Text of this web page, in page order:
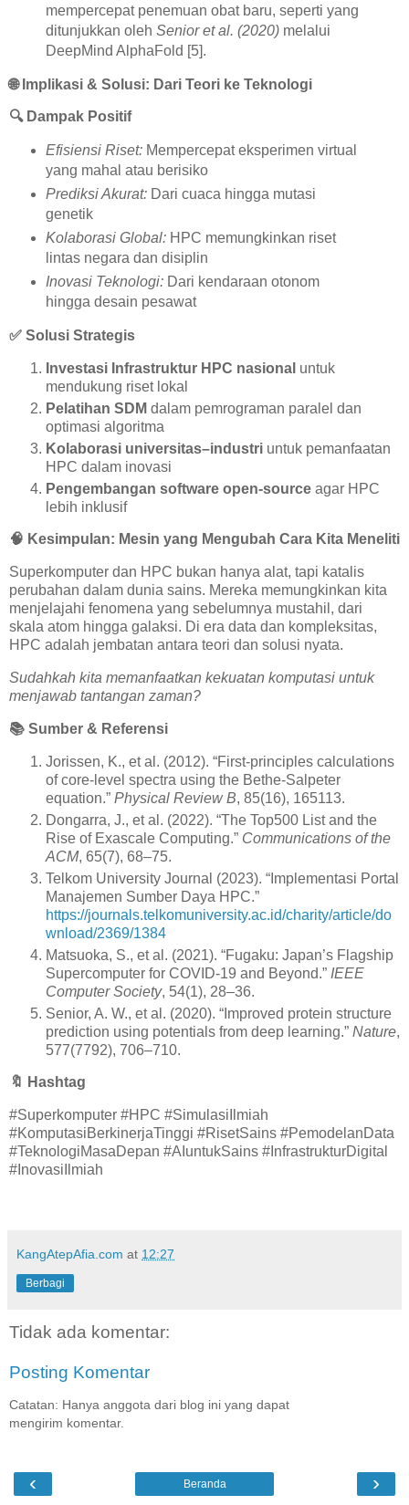
mempercepat penemuan obat baru, seperti yang
ditunjukkan oleh Senior et al. (2020)melalui
DeepMind AlphaFold [5].
🌐Implikasi & Solusi: Dari Teori ke Teknologi
🔍Dampak Positif
Efisiensi Riset:Mempercepat eksperimen virtual
yang mahal atau berisiko
Prediksi Akurat:Dari cuaca hingga mutasi
genetik
Kolaborasi Global:HPC memungkinkan riset
lintas negara dan disiplin
Inovasi Teknologi:Dari kendaraan otonom
hingga desain pesawat
✅ Solusi Strategis
Investasi Infrastruktur HPC nasional untuk
mendukung riset lokal
Pelatihan SDM dalam pemrograman paralel dan
optimasi algoritma
Kolaborasi universitas–industri untuk pemanfaatan
HPC dalam inovasi
Pengembangan software open-source agar HPC
lebih inklusif
🧠 Kesimpulan: Mesin yang Mengubah Cara Kita Meneliti
Superkomputer dan HPC bukan hanya alat, tapi katalis
perubahan dalam dunia sains. Mereka memungkinkan kita
menjelajahi fenomena yang sebelumnya mustahil, dari
skala atom hingga galaksi. Di era data dan kompleksitas,
HPC adalah jembatan antara teori dan solusi nyata.
Sudahkah kita memanfaatkan kekuatan komputasi untuk
menjawab tantangan zaman?
📚 Sumber & Referensi
Jorissen, K., et al. (2012). “First-principles calculations
of core-level spectra using the Bethe-Salpeter
equation.” Physical Review B, 85(16), 165113.
Dongarra, J., et al. (2022). “The Top500 List and the
Rise of Exascale Computing.” Communications of the
ACM, 65(7), 68–75.
Telkom University Journal (2023). “Implementasi Portal
Manajemen Sumber Daya HPC.”
https://journals.telkomuniversity.ac.id/charity/article/do
wnload/2369/1384
Matsuoka, S., et al. (2021). “Fugaku: Japan’s Flagship
Supercomputer for COVID-19 and Beyond.” IEEE
Computer Society, 54(1), 28–36.
Senior, A. W., et al. (2020). “Improved protein structure
prediction using potentials from deep learning.” Nature,
577(7792), 706–710.
🔖 Hashtag
#Superkomputer #HPC #SimulasiIlmiah
#KomputasiBerkinerjaTinggi #RisetSains #PemodelanData
#TeknologiMasaDepan #AIuntukSains #InfrastrukturDigital
#InovasiIlmiah
KangAtepAfia.com at 12:27
Berbagi
Tidak ada komentar:
Posting Komentar
Catatan: Hanya anggota dari blog ini yang dapat
mengirim komentar.
‹ ›
Beranda